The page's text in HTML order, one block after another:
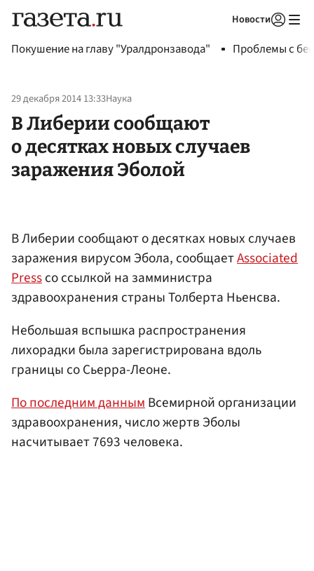
Новости
Покушение на главу "Уралдронзавода" Проблемы с
29 декабря 2014 13:33Наука
В Либерии сообщают
о десятках новых случаев
заражения Эболой
В Либерии сообщают о десятках новых случаев
заражения вирусом Эбола, сообщаетAssociated
Pressсо ссылкой на замминистра
здравоохранения страны Толберта Ньенсва.
Небольшая вспышка распространения
лихорадки была зарегистрирована вдоль
границы со Сьерра-Леоне.
По последним даннымВсемирной организации
здравоохранения, число жертв Эболы
насчитывает 7693 человека.